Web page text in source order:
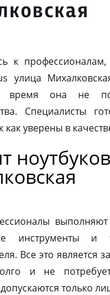
к
улица
время она не
Специалисты
как уверены в
инструменты
Все это является
и не
только